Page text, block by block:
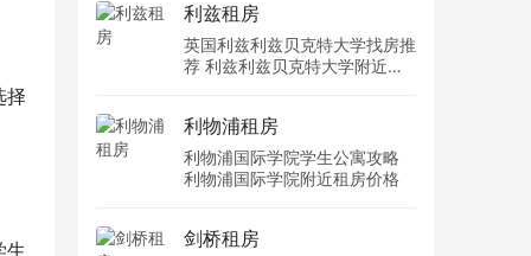
择
生
利兹租房
英国利兹利兹贝克特大学找房推
荐 利兹利兹贝克特大学附近住
利物浦租房
利物浦国际学院学生公寓攻略
利物浦国际学院附近租房价格
剑桥租房